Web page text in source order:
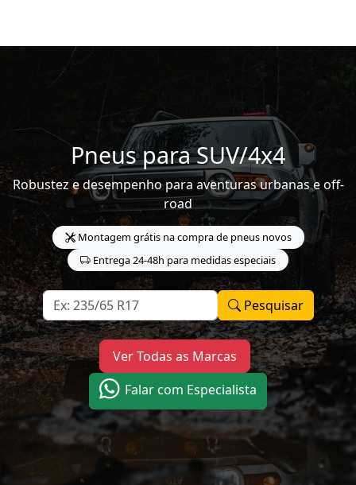
Pneus para SUV/4x4
Robustez e desempenho para aventuras urbanas e off-
road
Montagem grátis na compra de pneus novos
Entrega 24-48h para medidas especiais
Pesquisar
Ver Todas as Marcas
Falar com Especialista